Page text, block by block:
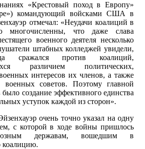
«Крестовый поход в Европу»
командующий войсками США в
отмечал: «Неудачи коалиций в
многочисленны, что даже слава
военного деятеля несколько
штабных колледжей увидели,
сражался против коалиций,
различием политических,
интересов их членов, а также
военных советов. Поэтому главной
было создание эффективного единства
уступок каждой из сторон».
очень точно указал на одну
с которой в ходе войны пришлось
державам, вошедшим в
коалицию.